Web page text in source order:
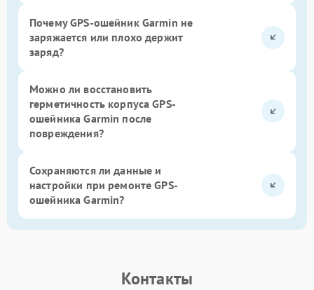
Почему GPS-ошейник Garmin не
заряжается или плохо держит
заряд?
Можно ли восстановить
герметичность корпуса GPS-
ошейника Garmin после
повреждения?
Сохраняются ли данные и
настройки при ремонте GPS-
ошейника Garmin?
Контакты